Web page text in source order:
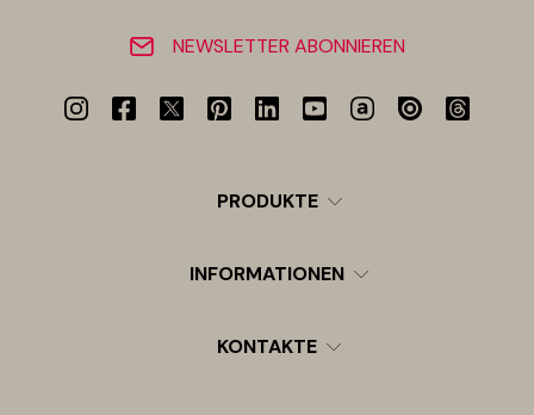
NEWSLETTER ABONNIEREN
PRODUKTE
INFORMATIONEN
KONTAKTE